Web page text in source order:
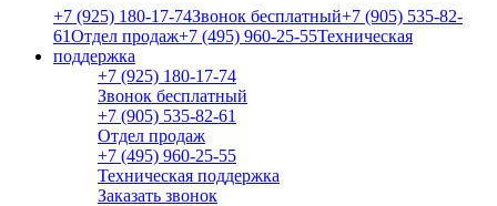
+7 (925) 180-17-74Звонок бесплатный+7 (905) 535-82-
61Отдел продаж+7 (495) 960-25-55Техническая
поддержка
+7 (925) 180-17-74
Звонок бесплатный
+7 (905) 535-82-61
Отдел продаж
+7 (495) 960-25-55
Техническая поддержка
Заказать звонок